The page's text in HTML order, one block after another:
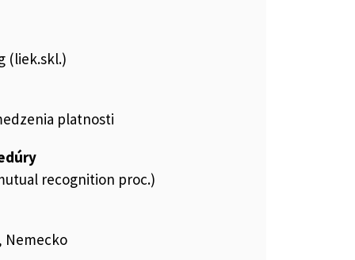
(liek.skl.)
platnosti
recognition proc.)
Nemecko